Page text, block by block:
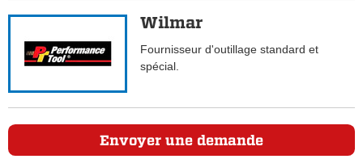
Wilmar
Fournisseur d'outillage standard et
spécial.
Envoyer une demande